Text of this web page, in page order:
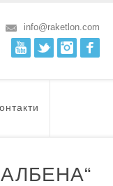
info@raketlon.com
Instagram
Twitter
Youtube